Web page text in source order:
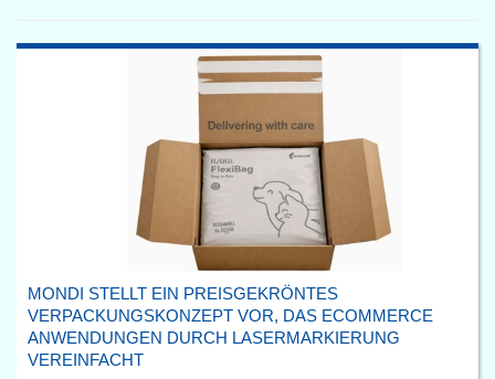
MONDI STELLT EIN PREISGEKRÖNTES
VERPACKUNGSKONZEPT VOR, DAS ECOMMERCE
ANWENDUNGEN DURCH LASERMARKIERUNG
VEREINFACHT